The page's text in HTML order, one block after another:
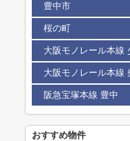
豊中市
桜の町
大阪モノレール本線
大阪モノレール本線
阪急宝塚本線 豊中
おすすめ物件